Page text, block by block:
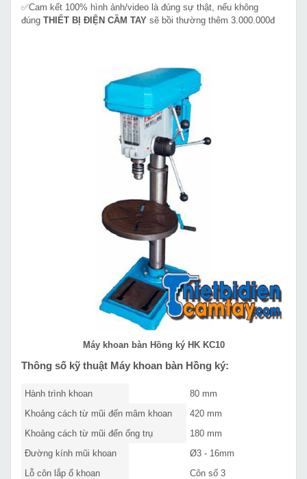
✅Cam kết 100% hình ảnh/video là đúng sự thật, nếu không
đúng THIẾT BỊ ĐIỆN CẦM TAY sẽ bồi thường thêm 3.000.000đ
Máy khoan bàn Hồng ký HK KC10
Thông số kỹ thuật Máy khoan bàn Hồng ký:
Hành trình khoan
80 mm
Khoảng cách từ mũi đến mâm khoan
420 mm
Khoảng cách từ mũi đến ống trụ
180 mm
Đường kính mũi khoan
Ø3 - 16mm
Lỗ côn lắp ổ khoan
Côn số 3